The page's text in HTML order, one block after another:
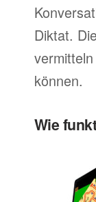
Diktat.
können.
Wie